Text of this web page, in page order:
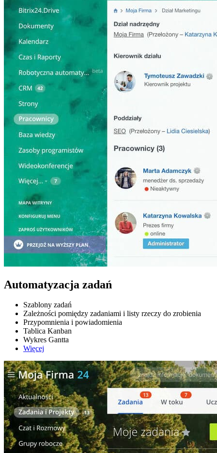
Automatyzacja zadań
Szablony zadań
Zależności pomiędzy zadaniami i listy rzeczy do zrobienia
Przypomnienia i powiadomienia
Tablica Kanban
Wykres Gantta
Więcej